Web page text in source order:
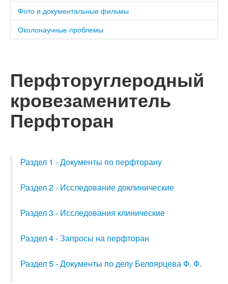
Фото и документальные фильмы
Околонаучные проблемы
Перфторуглеродный
кровезаменитель
Перфторан
Раздел 1 - Документы по перфторану
Раздел 2 - Исследование доклинические
Раздел 3 - Исследования клинические
Раздел 4 - Запросы на перфторан
Раздел 5 - Документы по делу Белоярцева Ф. Ф.